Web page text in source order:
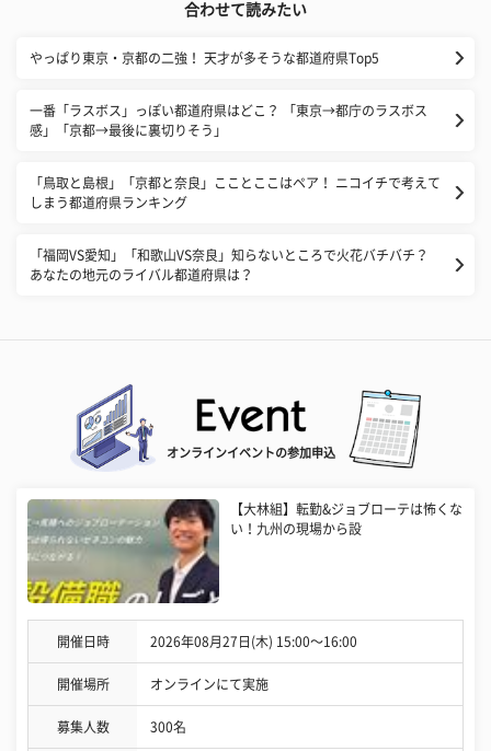
合わせて読みたい
やっぱり東京・京都の二強！ 天才が多そうな都道府県Top5
一番「ラスボス」っぽい都道府県はどこ？ 「東京→都庁のラスボス
感」「京都→最後に裏切りそう」
「鳥取と島根」「京都と奈良」こことここはペア！ ニコイチで考えて
しまう都道府県ランキング
「福岡VS愛知」「和歌山VS奈良」知らないところで火花バチバチ？
あなたの地元のライバル都道府県は？
オンラインイベントの参加申込
【大林組】転勤&ジョブローテは怖くな
い！九州の現場から設
開催日時 2026年08月27日(木) 15:00〜16:00
開催場所 オンラインにて実施
募集人数 300名